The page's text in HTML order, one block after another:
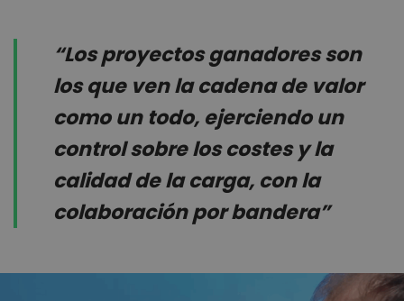
“Los proyectos ganadores son
los que ven la cadena de valor
como un todo, ejerciendo un
control sobre los costes y la
calidad de la carga, con la
colaboración por bandera”